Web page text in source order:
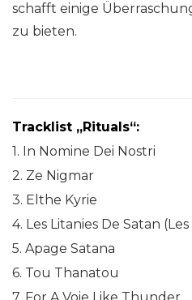
schafft einige
zu bieten.
Tracklist „Rituals“:
1. In Nomine Dei Nostri
2. Ze Nigmar
3. Elthe Kyrie
4. Les Litanies De Satan
5. Apage Satana
6. Tou Thanatou